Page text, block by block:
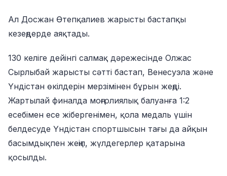
Ал Досжан Өтепқалиев жарысты бастапқы
кезеңдерде аяқтады.
130 келіге дейінгі салмақ дәрежесінде Олжас
Сырлыбай жарысты сәтті бастап, Венесуэла және
Үндістан өкілдерін мерзімінен бұрын жеңді.
Жартылай финалда моңғолиялық балуанға 1:2
есебімен есе жібергенімен, қола медаль үшін
белдесуде Үндістан спортшысын тағы да айқын
басымдықпен жеңіп, жүлдегерлер қатарына
қосылды.